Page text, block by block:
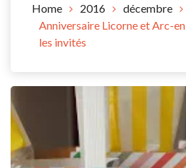
Home 2016 décembre
Anniversaire Licorne et Arc-
les invités